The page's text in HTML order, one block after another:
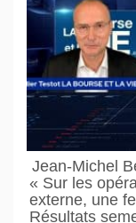
Jean-Michel
« Sur les
externe, une
Résultats